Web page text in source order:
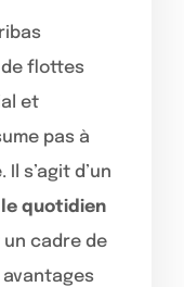
de flottes
et
pas à
s’agit d’un
quotidien
cadre de